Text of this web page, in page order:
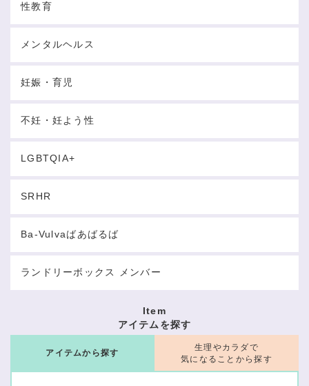
性教育
メンタルヘルス
妊娠・育児
不妊・妊よう性
LGBTQIA+
SRHR
Ba-Vulvaばあばるば
ランドリーボックス メンバー
Item
アイテムを探す
アイテムから探す
生理やカラダで
気になることから探す